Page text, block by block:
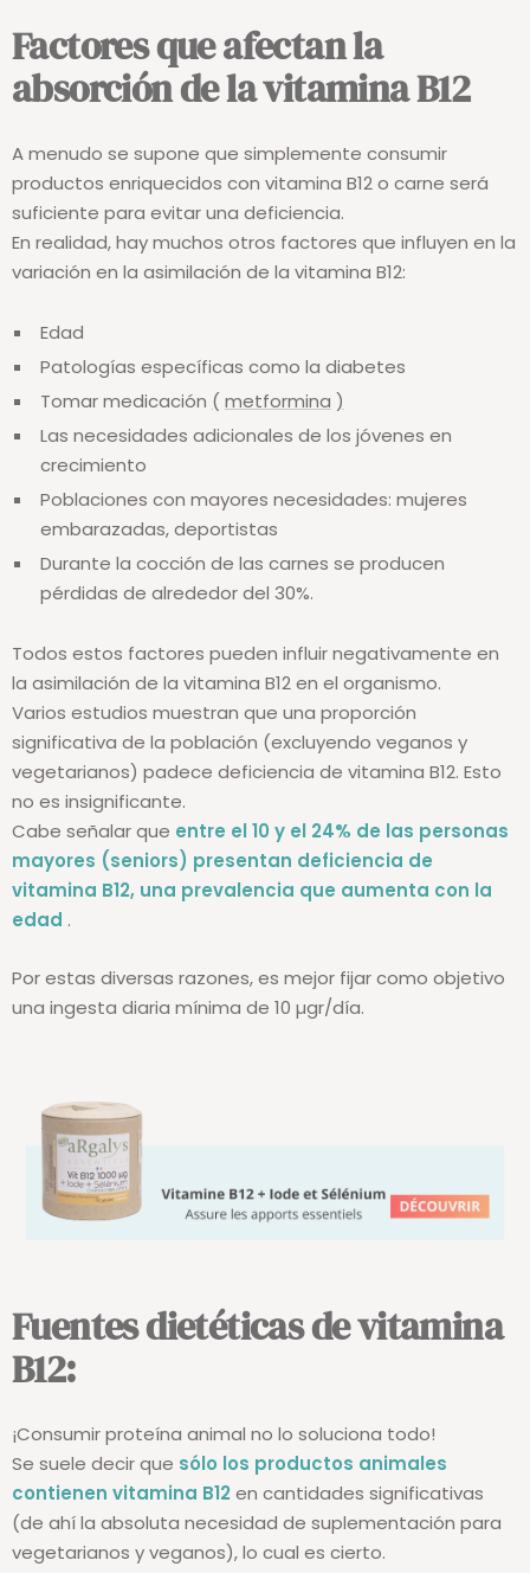
Factores que afectan la
absorción de la vitamina B12
A menudo se supone que simplemente consumir
productos enriquecidos con vitamina B12 o carne será
suficiente para evitar una deficiencia.
En realidad, hay muchos otros factores que influyen en la
Patologías específicas como la diabetes
Las necesidades adicionales de los jóvenes en
Poblaciones con mayores necesidades: mujeres
embarazadas, deportistas
Durante la cocción de las carnes se producen
pérdidas de alrededor del 30%.
Todos estos factores pueden influir negativamente en
la asimilación de la vitamina B12 en el organismo.
Varios estudios muestran que una proporción
significativa de la población (excluyendo veganos y
vegetarianos) padece deficiencia de vitamina B12. Esto
no es insignificante.
Cabe señalar queentre el 10 y el 24% de las personas
mayores (seniors) presentan deficiencia de
vitamina B12, una prevalencia que aumenta con la
Por estas diversas razones, es mejor fijar como objetivo
una ingesta diaria mínima de 10 µgr/día.
Fuentes dietéticas de vitamina
B12:
¡Consumir proteína animal no lo soluciona todo!
Se suele decir que
sólo los productos animales
contienen vitamina B12
en cantidades significativas
(de ahí la absoluta necesidad de suplementación para